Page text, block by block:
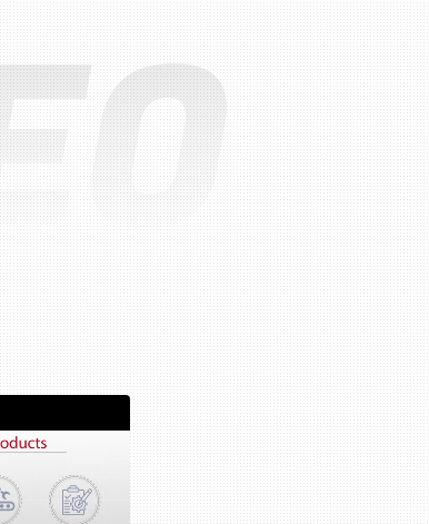
El sistema de
El sistema de
El sistema de
El sistema del
El sistema del turbo
Las partes del